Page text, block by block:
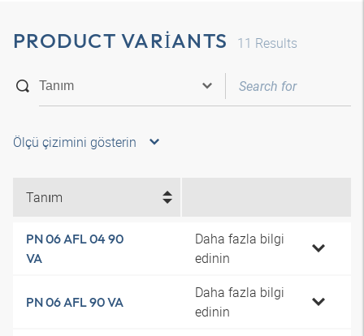
PRODUCT VARIANTS 11 Results
Ölçü çizimini gösterin
Tanım
PN 06 AFL 04 90
VA
Daha fazla bilgi
edinin
PN 06 AFL 90 VA
Daha fazla bilgi
edinin